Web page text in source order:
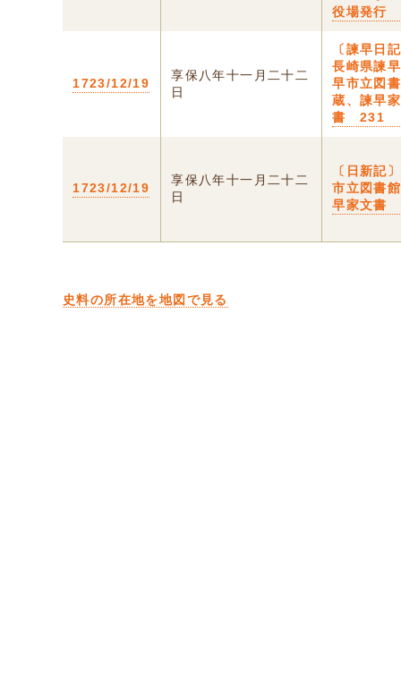
役場発行
1723/12/19
享保八年十一月二十二
日
〔諫早日
長崎県諫
早市立図
蔵、諫早
書 231
1723/12/19
享保八年十一月二十二
日
〔日新記
市立図書
早家文書
史料の所在地を地図で見る